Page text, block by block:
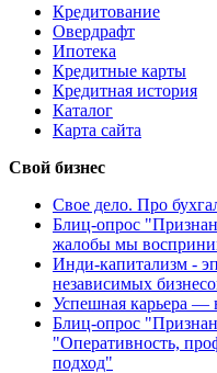
Кредитование
Овердрафт
Ипотека
Кредитные карты
Кредитная история
Каталог
Карта сайта
Свой бизнес
Свое дело. Про
Блиц-опрос
жалобы мы
Инди-капитализм -
независимых
Успешная карьера —
Блиц-опрос
"Оперативность,
подход"